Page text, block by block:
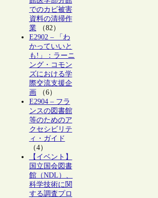
でのカビ被害
資料の清掃作
業（82）
E2902 – 「わ
かっていいと
も!」：ラーニ
ング・コモン
ズにおける学
際交流支援企
画 （6）
E2904 – フラ
ンスの図書館
等のためのア
クセシビリテ
ィ・ガイド
（4）
【イベント】
国立国会図書
館（NDL）、
科学技術に関
する調査プロ